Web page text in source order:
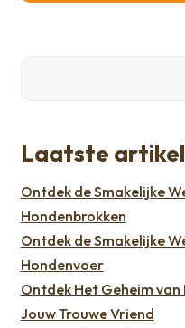
Laatste
Ontdek de Smakelijke
Hondenbrokken
Ontdek de Smakelijke
Hondenvoer
Ontdek Het Geheim
Jouw Trouwe Vriend